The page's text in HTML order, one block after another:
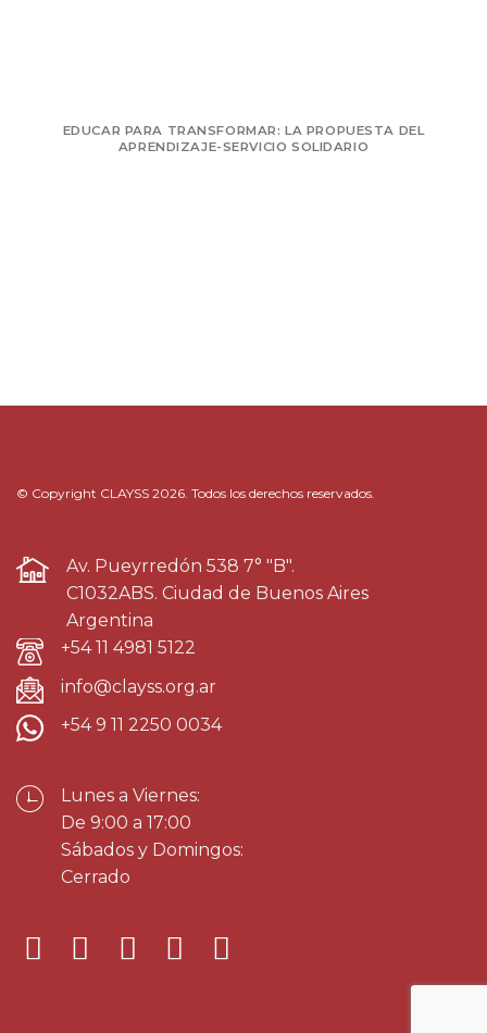
EDUCAR PARA TRANSFORMAR: LA PROPUESTA DEL
APRENDIZAJE-SERVICIO SOLIDARIO
© Copyright CLAYSS 2026. Todos los derechos reservados.
Av. Pueyrredón 538 7° "B".
C1032ABS. Ciudad de Buenos Aires
Argentina
+54 11 4981 5122
info@clayss.org.ar
+54 9 11 2250 0034
Lunes a Viernes:
De 9:00 a 17:00
Sábados y Domingos:
Cerrado